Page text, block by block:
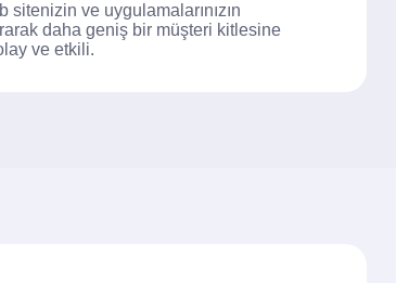
sitenizin ve uygulamalarınızın
daha geniş bir müşteri kitlesine
ve etkili.